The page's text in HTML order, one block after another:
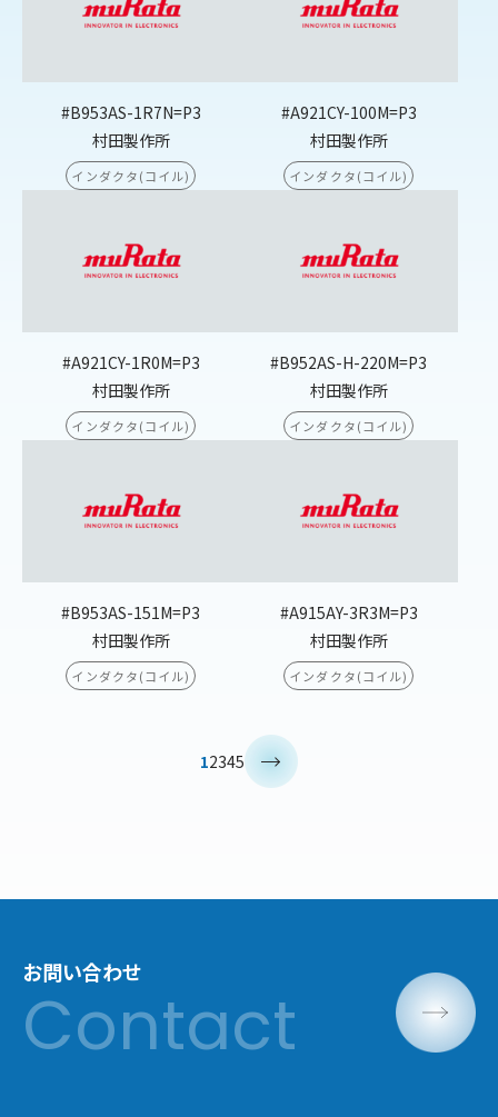
#B953AS-1R7N=P3
村田製作所
インダクタ(コイル)
#A921CY-100M=P3
村田製作所
インダクタ(コイル)
#A921CY-1R0M=P3
村田製作所
インダクタ(コイル)
#B952AS-H-220M=P3
村田製作所
インダクタ(コイル)
#B953AS-151M=P3
村田製作所
インダクタ(コイル)
#A915AY-3R3M=P3
村田製作所
インダクタ(コイル)
12345
お問い合わせ